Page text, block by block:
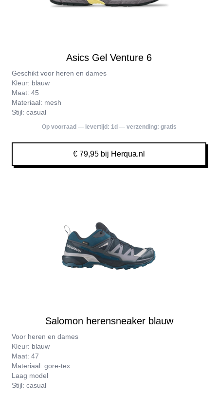
Asics Gel Venture 6
Geschikt voor heren en dames
Kleur: blauw
Maat: 45
Materiaal: mesh
Stijl: casual
Op voorraad — levertijd: 1d — verzending: gratis
€ 79,95 bij Herqua.nl
Salomon herensneaker blauw
Voor heren en dames
Kleur: blauw
Maat: 47
Materiaal: gore-tex
Laag model
Stijl: casual